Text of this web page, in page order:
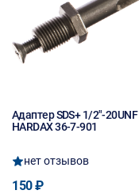
Адаптер SDS+ 1/2"-20UNF
HARDAX 36-7-901
нет отзывов
150 ₽